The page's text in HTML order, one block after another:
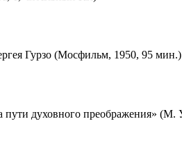
Гурзо (Мосфильм, 1950, 95
духовного преображения» (М.